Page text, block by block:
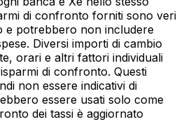
di confronto forniti sono veri
e potrebbero non includere
Diversi importi di cambio
orari e altri fattori individuali
di confronto. Questi
non essere indicativi di
essere usati solo come
dei tassi è aggiornato